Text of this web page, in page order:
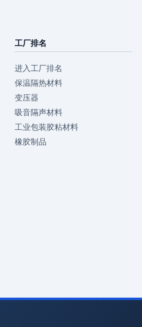
工厂排名
进入工厂排名
保温隔热材料
变压器
吸音隔声材料
工业包装胶粘材料
橡胶制品